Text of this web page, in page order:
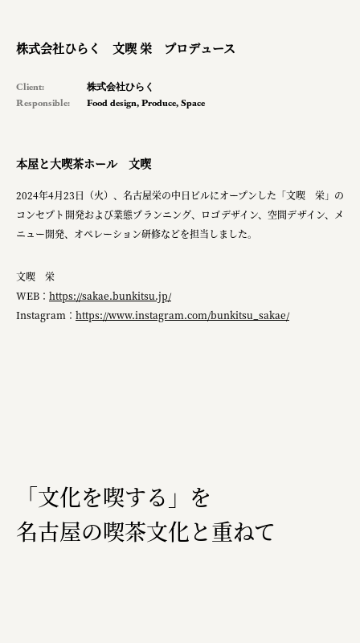
space
Smiles
100本のスプーン
メッセフランクフルト ジャパン株式会社
キリンホールディングス株式会社
ピジョン株式会社
アトラス化成株式会社
なかがわの恵み活用協議会
GLASS-LAB株式会社
株式会社ひらく 文喫 栄 プロデュース
Client:
株式会社ひらく
Responsible:
Food design,Produce,Space
本屋と大喫茶ホール 文喫
2024年4月23日（火）、名古屋栄の中日ビルにオープンした「文喫 栄」の
コンセプト開発および業態プランニング、ロゴデザイン、空間デザイン、メ
ニュー開発、オペレーション研修などを担当しました。
文喫 栄
WEB： https://sakae.bunkitsu.jp/
Instagram： https://www.instagram.com/bunkitsu_sakae/
「文化を喫する」を
名古屋の喫茶文化と重ねて